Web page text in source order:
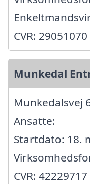
CVR: 29051070
Munkedal
Munkedalsvej
Ansatte:
Startdato: 18.
CVR: 42229717